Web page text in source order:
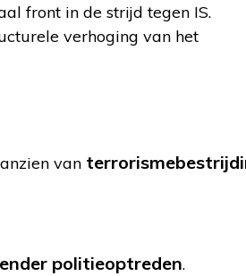
front in de strijd tegen IS.
verhoging van het
van
politieoptreden.